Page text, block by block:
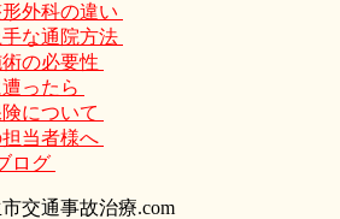
外科の違い
な通院方法
の必要性
ったら
について
当者様へ
ログ
交通事故治療.com